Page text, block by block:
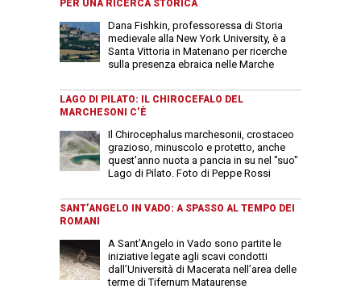
PER UNA RICERCA STORICA
Dana Fishkin, professoressa di Storia
medievale alla New York University, è a
Santa Vittoria in Matenano per ricerche
sulla presenza ebraica nelle Marche
LAGO DI PILATO: IL CHIROCEFALO DEL
MARCHESONI C’È
Il Chirocephalus marchesonii, crostaceo
grazioso, minuscolo e protetto, anche
quest'anno nuota a pancia in su nel "suo"
Lago di Pilato. Foto di Peppe Rossi
SANT’ANGELO IN VADO: A SPASSO AL TEMPO DEI
ROMANI
A Sant’Angelo in Vado sono partite le
iniziative legate agli scavi condotti
dall’Università di Macerata nell’area delle
terme di Tifernum Mataurense